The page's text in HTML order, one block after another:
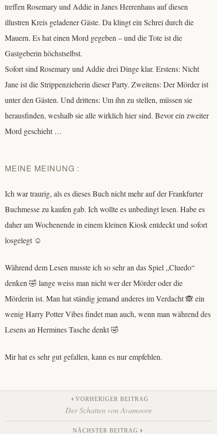
treffen Rosemary und Addie in Janes Herrenhaus auf diesen
illustren Kreis geladener Gäste. Da klingt ein Schrei durch die
Mauern. Es hat einen Mord gegeben – und die Tote ist die
Gastgeberin höchstselbst.
Sofort sind Rosemary und Addie drei Dinge klar. Erstens: Nicht
Jane ist die Strippenzieherin dieser Party. Zweitens: Der Mörder ist
unter den Gästen. Und drittens: Um ihn zu stellen, müssen sie
herausfinden, weshalb sie alle wirklich hier sind. Bevor ein zweiter
Mord geschieht …
MEINE MEINUNG :
Ich war traurig, als es dieses Buch nicht mehr auf der Frankfurter
Buchmesse zu kaufen gab. Ich wollte es unbedingt lesen. Habe es
daher am Wochenende in einem kleinen Kiosk entdeckt und sofort
losgelegt ☺️
Während dem Lesen musste ich so sehr an das Spiel „Cluedo“
denken 🤣 lange weiss man nicht wer der Mörder oder die
Mörderin ist. Man hat ständig jemand anderes im Verdacht 🙈 ein
wenig Harry Potter Vibes findet man auch, wenn man während des
Lesens an Hermines Tasche denkt 🤣
Mir hat es sehr gut gefallen, kann es nur empfehlen.
Beitrags-VORHERIGER BEITRAG
Der Schatten von Avamoore
NÄCHSTER BEITRAG